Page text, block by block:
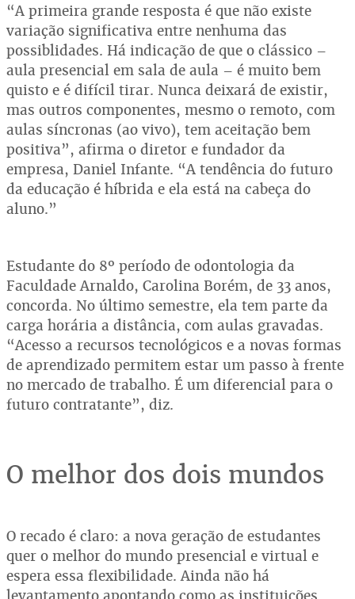
“A primeira grande resposta é que não existe
variação significativa entre nenhuma das
possiblidades. Há indicação de que o clássico –
aula presencial em sala de aula – é muito bem
quisto e é difícil tirar. Nunca deixará de existir,
mas outros componentes, mesmo o remoto, com
aulas síncronas (ao vivo), tem aceitação bem
positiva”, afirma o diretor e fundador da
empresa, Daniel Infante. “A tendência do futuro
da educação é híbrida e ela está na cabeça do
aluno.”
Estudante do 8º período de odontologia da
Faculdade Arnaldo, Carolina Borém, de 33 anos,
concorda. No último semestre, ela tem parte da
carga horária a distância, com aulas gravadas.
“Acesso a recursos tecnológicos e a novas formas
de aprendizado permitem estar um passo à frente
no mercado de trabalho. É um diferencial para o
futuro contratante”, diz.
O melhor dos dois mundos
O recado é claro: a nova geração de estudantes
quer o melhor do mundo presencial e virtual e
espera essa flexibilidade. Ainda não há
levantamento apontando como as instituições